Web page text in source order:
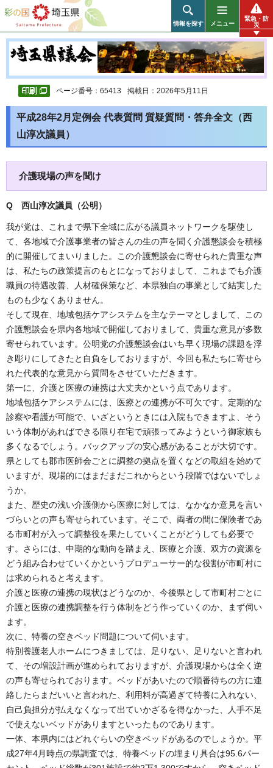
彩の国 埼玉県
情報を探す メニュー
緊急・防
災
ページ番号：65413 掲載日：2026年5月11日
平成28年2月定例会 代表質問 質疑質問・答弁全文（西
山淳次議員）
介護現場の声を聞け
Q 西山淳次議員（公明 ）
我が党は、これまで県下全域に広がる議員ネットワークを駆使し
て、各地域で介護事業者の皆さんの生の声を聞く介護懇談会を積極
的に開催してまいりました。この介護懇談会に寄せられた貴重な声
は、私たちの政策提言のもとになっておりまして、これまでも介護
職員の待遇改善、人材確保策など、本県独自の事業として結実した
ものも少なくありません。
そして現在、地域包括ケアシステムを主なテーマとしまして、この
介護懇談会を県内各地域で開催しておりまして、貴重な意見が多数
寄せられています。公明党の介護懇談会はいち早く現場の課題を浮
き彫りにしてきたと自負をしておりますが、今回も私たちに寄せら
れた代表的な意見から質問をさせていただきます。
第一に、介護と医療の連携は大丈夫かという点であります。
地域包括ケアシステムには、医療との連携が不可欠です。定期的な
診察や看護が可能で、いざというときには入院もできますよ、そう
いう体制があればできる限り在宅で頑張ってみようという御家族も
多くなるでしょう。バックアップの安心感があることが大切です。
県としても郡市医師会ごとに調整の拠点を置くなどの取組を始めて
いますが、現場的にはまだまだこれからという段階ではないでしょ
うか。
また、歴史の浅い介護側から医療に対しては、なかなか意見を言い
づらいとの声も寄せられています。そこで、両者の間に保険者であ
る市町村が入って調整役を果たしていくことがどうしても必要で
す。さらには、中期的な動向を踏まえ、医療と介護、双方の資源を
どう組み合わせていくかというプロデューサー的な役割が市町村に
は求められると考えます。
介護と医療の連携の現状はどうなのか、今後県として市町村ごとに
介護と医療の連携調整を行う体制をどう作っていくのか、まず伺い
ます。
次に、特養の空きベッド問題について伺います。
特別養護老人ホームにつきましては、足りない、足りないと言われ
て、その増設計画が進められておりますが、介護現場からは全く逆
の声も寄せられております。ベッドがあいたので順番待ちの方に連
絡したらまだいいと言われた、利用料が高過ぎて特養に入れない、
自己負担分が払えなくなって出ていかざるを得なかった、人手不足
で使えないベッドがありますといったものであります。
一体、本県内にはどれぐらいの空きベッドがあるのでしょうか。平
成27年4月時点の県調査では、特養ベッドの埋まり具合は95.6パー